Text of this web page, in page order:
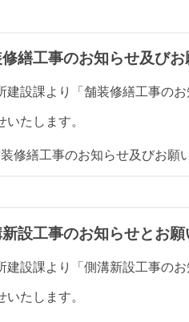
繕工事のお知らせ及びお
建設課より「舗装修繕工事の
いたします。
修繕工事のお知らせ及びお願
設工事のお知らせとお願
建設課より「側溝新設工事の
いたします。